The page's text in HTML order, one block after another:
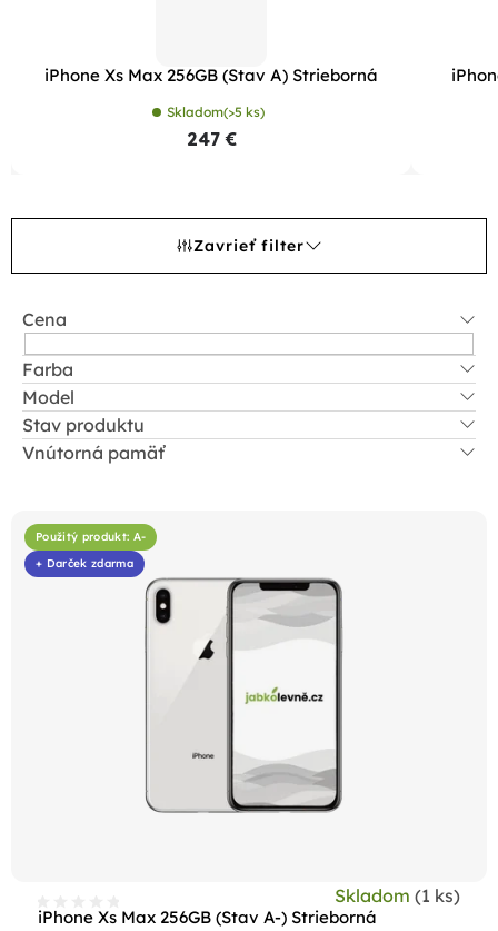
iPhone Xs Max 256GB (Stav A) Strieborná
Skladom(>5 ks)
247 €
Zavrieť filter
Cena
Farba
Model
Stav produktu
Vnútorná pamäť
ý
p
Použitý produkt: A-
+ Darček zdarma
iPhone Xs Max 256GB (Stav A-) Strieborná
Skladom (1 ks)